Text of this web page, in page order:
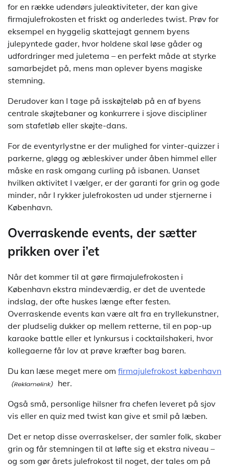
for en række udendørs juleaktiviteter, der kan give
firmajulefrokosten et friskt og anderledes twist. Prøv for
eksempel en hyggelig skattejagt gennem byens
julepyntede gader, hvor holdene skal løse gåder og
udfordringer med juletema – en perfekt måde at styrke
samarbejdet på, mens man oplever byens magiske
stemning.
Derudover kan I tage på isskøjteløb på en af byens
centrale skøjtebaner og konkurrere i sjove discipliner
som stafetløb eller skøjte-dans.
For de eventyrlystne er der mulighed for vinter-quizzer i
parkerne, gløgg og æbleskiver under åben himmel eller
måske en rask omgang curling på isbanen. Uanset
hvilken aktivitet I vælger, er der garanti for grin og gode
minder, når I rykker julefrokosten ud under stjernerne i
København.
Overraskende events, der sætter
prikken over i’et
Når det kommer til at gøre firmajulefrokosten i
København ekstra mindeværdig, er det de uventede
indslag, der ofte huskes længe efter festen.
Overraskende events kan være alt fra en tryllekunstner,
der pludselig dukker op mellem retterne, til en pop-up
karaoke battle eller et lynkursus i cocktailshakeri, hvor
kollegaerne får lov at prøve kræfter bag baren.
Du kan læse meget mere om firmajulefrokost københavn
her.
Også små, personlige hilsner fra chefen leveret på sjov
vis eller en quiz med twist kan give et smil på læben.
Det er netop disse overraskelser, der samler folk, skaber
grin og får stemningen til at løfte sig et ekstra niveau –
og som gør årets julefrokost til noget, der tales om på